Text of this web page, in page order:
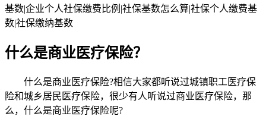
基数|企业个人社保缴费比例|社保基数怎么算|社保个人缴费基
数|社保缴纳基数
什么是商业医疗保险？
什么是商业医疗保险?相信大家都听说过城镇职工医疗保
险和城乡居民医疗保险，很少有人听说过商业医疗保险，那
么，什么是商业医疗保险呢?